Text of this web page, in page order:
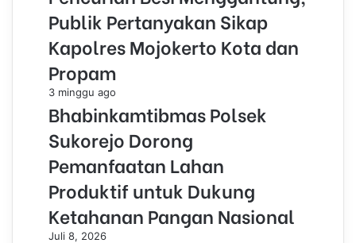
Publik Pertanyakan Sikap
Kapolres Mojokerto Kota dan
Propam
3 minggu ago
Bhabinkamtibmas Polsek
Sukorejo Dorong
Pemanfaatan Lahan
Produktif untuk Dukung
Ketahanan Pangan Nasional
Juli 8, 2026